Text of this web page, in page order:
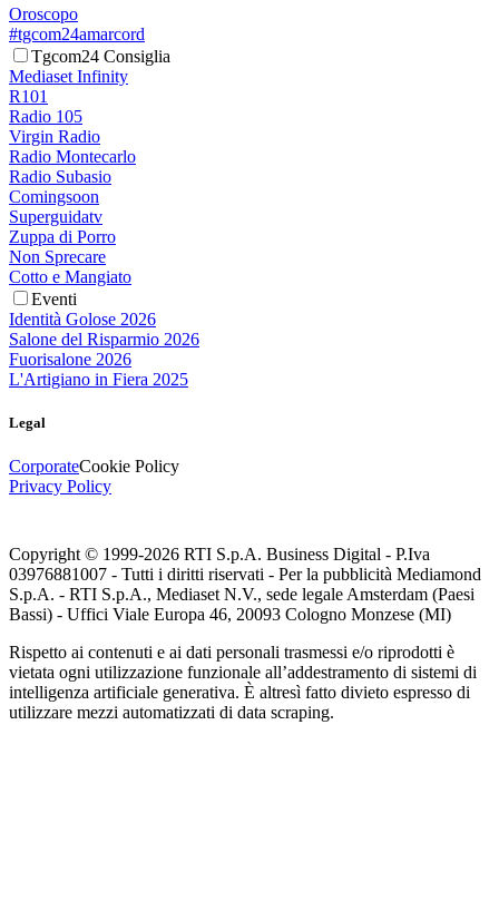
Oroscopo
#tgcom24amarcord
Tgcom24 Consiglia
Mediaset Infinity
R101
Radio 105
Virgin Radio
Radio Montecarlo
Radio Subasio
Comingsoon
Superguidatv
Zuppa di Porro
Non Sprecare
Cotto e Mangiato
Eventi
Identità Golose 2026
Salone del Risparmio 2026
Fuorisalone 2026
L'Artigiano in Fiera 2025
Legal
CorporateCookie Policy
Privacy Policy
Copyright © 1999-2026 RTI S.p.A. Business Digital - P.Iva
03976881007 - Tutti i diritti riservati - Per la pubblicità Mediamond
S.p.A. - RTI S.p.A., Mediaset N.V., sede legale Amsterdam (Paesi
Bassi) - Uffici Viale Europa 46, 20093 Cologno Monzese (MI)
Rispetto ai contenuti e ai dati personali trasmessi e/o riprodotti è
vietata ogni utilizzazione funzionale all’addestramento di sistemi di
intelligenza artificiale generativa. È altresì fatto divieto espresso di
utilizzare mezzi automatizzati di data scraping.